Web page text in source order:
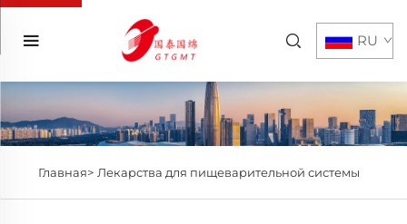
RU
Главная> Лекарства для пищеварительной системы